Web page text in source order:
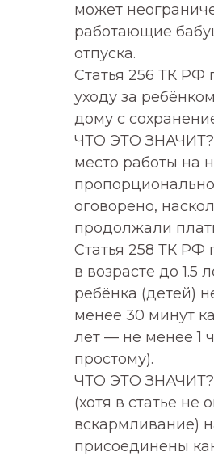
может
работающие
отпуска.
Статья 256 ТК РФ
уходу за
дому с
ЧТО ЭТО ЗНАЧИТ?
место работы на
оговорено,
продолжали
Статья 258 ТК
в возрасте до
ребёнка (детей)
менее 30 минут
лет — не менее 1
простому).
ЧТО ЭТО ЗНАЧИТ?
(хотя в статье не
вскармливание)
присоединены